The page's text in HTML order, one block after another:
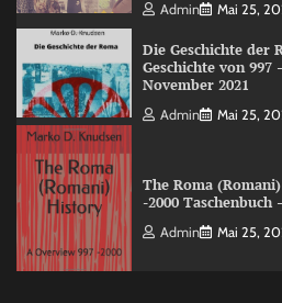
Admin Mai 25,
Die Geschichte der
Geschichte von 997
November 2021
Admin Mai 25,
The Roma
-2000 Taschenbuch
Admin Mai 25,